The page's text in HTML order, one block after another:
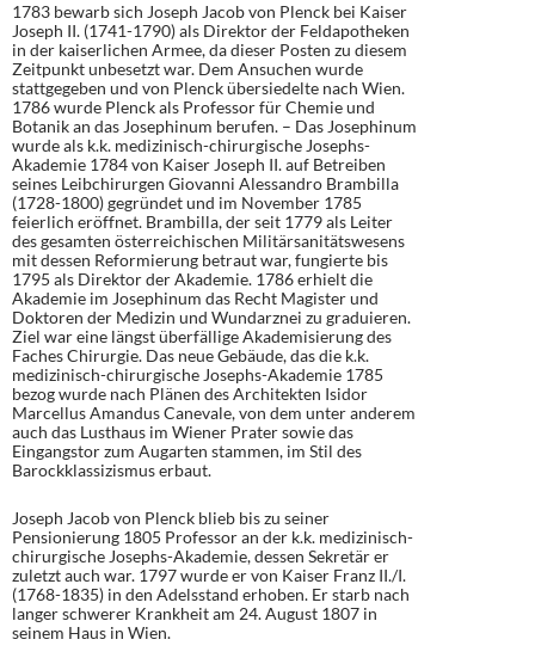
1783 bewarb sich Joseph Jacob von Plenck bei Kaiser
Joseph II. (1741-1790) als Direktor der Feldapotheken
in der kaiserlichen Armee, da dieser Posten zu diesem
Zeitpunkt unbesetzt war. Dem Ansuchen wurde
stattgegeben und von Plenck übersiedelte nach Wien.
1786 wurde Plenck als Professor für Chemie und
Botanik an das Josephinum berufen. – Das Josephinum
wurde als k.k. medizinisch-chirurgische Josephs-
Akademie 1784 von Kaiser Joseph II. auf Betreiben
seines Leibchirurgen Giovanni Alessandro Brambilla
(1728-1800) gegründet und im November 1785
feierlich eröffnet. Brambilla, der seit 1779 als Leiter
des gesamten österreichischen Militärsanitätswesens
mit dessen Reformierung betraut war, fungierte bis
1795 als Direktor der Akademie. 1786 erhielt die
Akademie im Josephinum das Recht Magister und
Doktoren der Medizin und Wundarznei zu graduieren.
Ziel war eine längst überfällige Akademisierung des
Faches Chirurgie. Das neue Gebäude, das die k.k.
medizinisch-chirurgische Josephs-Akademie 1785
bezog wurde nach Plänen des Architekten Isidor
Marcellus Amandus Canevale, von dem unter anderem
auch das Lusthaus im Wiener Prater sowie das
Eingangstor zum Augarten stammen, im Stil des
Barockklassizismus erbaut.
Joseph Jacob von Plenck blieb bis zu seiner
Pensionierung 1805 Professor an der k.k. medizinisch-
chirurgische Josephs-Akademie, dessen Sekretär er
zuletzt auch war. 1797 wurde er von Kaiser Franz II./I.
(1768-1835) in den Adelsstand erhoben. Er starb nach
langer schwerer Krankheit am 24. August 1807 in
seinem Haus in Wien.